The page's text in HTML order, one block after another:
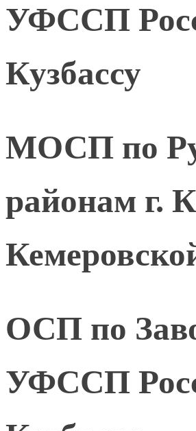
УФССП
Кузбассу
МОСП по
районам г.
ОСП по
УФССП